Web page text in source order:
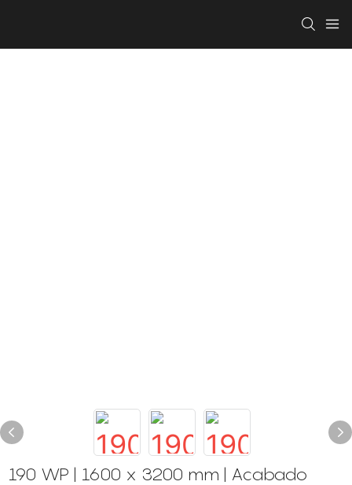
190 WP | 1600 x 3200 mm | Acabado